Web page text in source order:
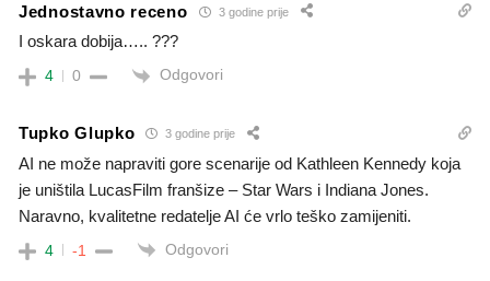
Jednostavno receno 3 godine prije
I oskara dobija….. ???
4 0 Odgovori
Tupko Glupko 3 godine prije
AI ne može napraviti gore scenarije od Kathleen Kennedy koja
je uništila LucasFilm franšize – Star Wars i Indiana Jones.
Naravno, kvalitetne redatelje AI će vrlo teško zamijeniti.
4 -1 Odgovori